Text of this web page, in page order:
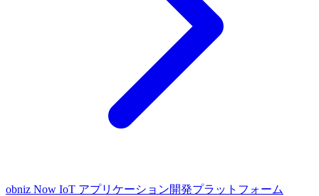
obniz Now IoT アプリケーション開発プラットフォーム